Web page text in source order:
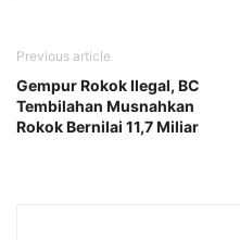
Previous article
Gempur Rokok Ilegal, BC
Tembilahan Musnahkan
Rokok Bernilai 11,7 Miliar